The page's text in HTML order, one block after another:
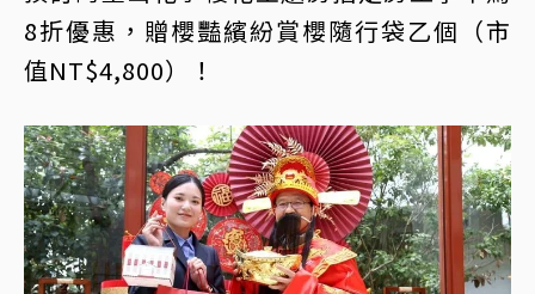
8折優惠，贈櫻豔繽紛賞櫻隨行袋乙個（市
值NT$4,800）！